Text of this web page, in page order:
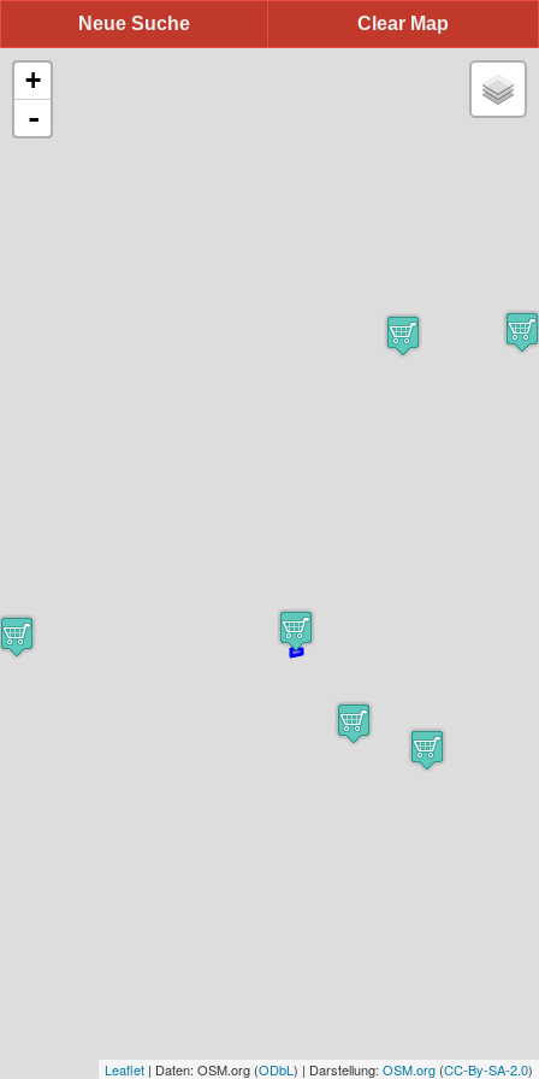
Clear Map
Neue Suche
+
-
Leaflet | Daten: OSM.org (ODbL ) | Darstellung: OSM.org (CC-By-SA-2.0)